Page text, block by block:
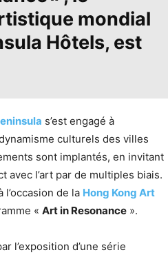
mondial
Hôtels, est
s’est engagé à
culturels des villes
sont implantés, en invitant
avec l’art par de multiples biais.
de la Hong Kong Art
« Art in Resonance ».
l’exposition d’une série